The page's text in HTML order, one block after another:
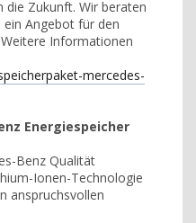
die Zukunft. Wir beraten
ein Angebot für den
Informationen
mercedes-
Energiespeicher
Benz Qualität
Ionen-Technologie
anspruchsvollen